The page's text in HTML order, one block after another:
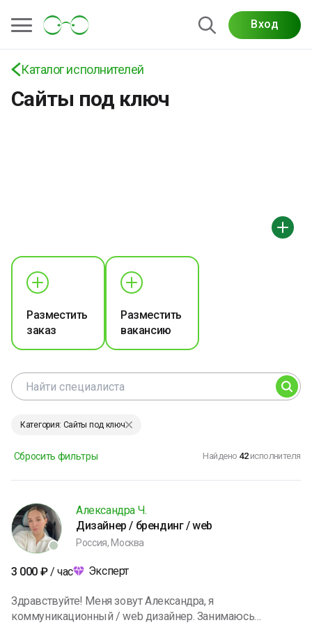
Вход
Каталог исполнителей
Сайты под ключ
Разместить
заказ
Разместить
вакансию
Категория: Сайты под ключ
Сбросить фильтры Найдено 42 исполнителя
Александра Ч.
Дизайнер / брендинг / web
Россия, Москва
3 000 ₽ / час Эксперт
Здравствуйте! Меня зовут Александра, я
коммуникационный / web дизайнер. Занимаюсь